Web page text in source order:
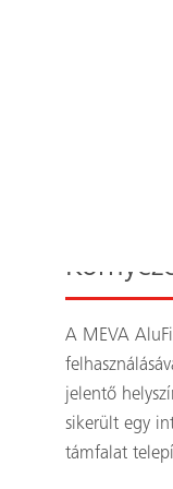
A MEVA
jelentő
sikerült egy
támfalat